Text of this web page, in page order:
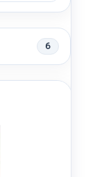
6